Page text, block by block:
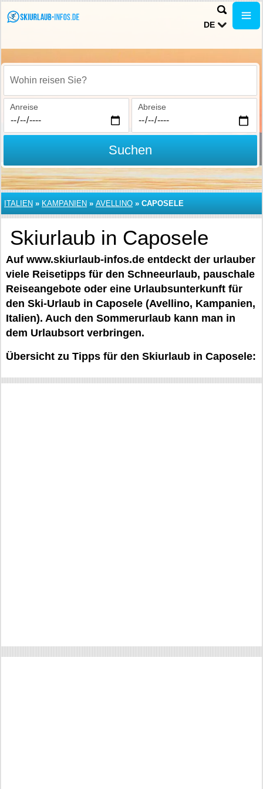
DE
Wohin reisen Sie?
Anreise Abreise
Suchen
ITALIEN » KAMPANIEN » AVELLINO » CAPOSELE
Skiurlaub in Caposele
Auf www.skiurlaub-infos.de entdeckt der urlauber
viele Reisetipps für den Schneeurlaub, pauschale
Reiseangebote oder eine Urlaubsunterkunft für
den Ski-Urlaub in Caposele (Avellino, Kampanien,
Italien). Auch den Sommerurlaub kann man in
dem Urlaubsort verbringen.
Übersicht zu Tipps für den Skiurlaub in Caposele: